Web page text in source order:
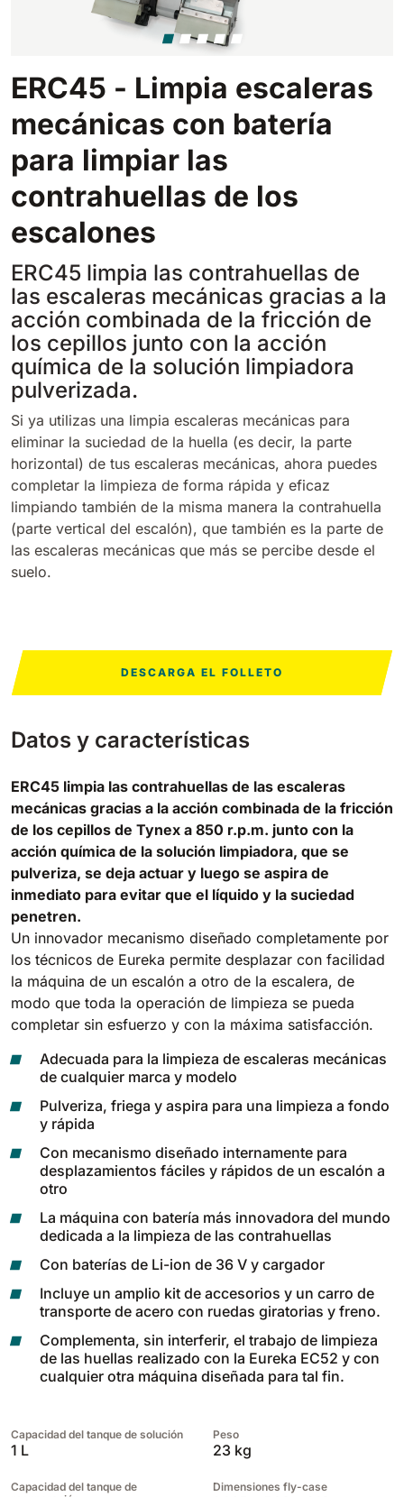
E55
550 mm 2200 m²/h
530 mm 2280 m²/h
E61
E71
710 mm 3195 m²/h
E81
810 mm
Fregadora con operador a bordo
Ver todas
E65
650 mm 3900 m²/h
760 mm 4560 m²/h
830 mm 4980 m²/h
E85
810 mm 6075 m²/h
E100
E110-D
1100 mm 8800 m²/h
E110-R
1100 mm 8800 m²/h
Tigra
1055 mm 5800 m²/h
Rider 1201
1200 mm 10200 m²/h
Rider Lift
1200 mm 7865 m²/h
Xtrema
1400 mm 12600 m²/h
Magnum
1570 mm 18840 m²/h
Bull 200
2100 mm 29400 m²/h
ERC45 - Limpia escaleras
mecánicas con batería
para limpiar las
contrahuellas de los
escalones
ERC45 limpia las contrahuellas de
las escaleras mecánicas gracias a la
acción combinada de la fricción de
los cepillos junto con la acción
química de la solución limpiadora
pulverizada.
Si ya utilizas una limpia escaleras mecánicas para
eliminar la suciedad de la huella (es decir, la parte
horizontal) de tus escaleras mecánicas, ahora puedes
completar la limpieza de forma rápida y eficaz
limpiando también de la misma manera la contrahuella
(parte vertical del escalón), que también es la parte de
las escaleras mecánicas que más se percibe desde el
suelo.
DESCARGA EL FOLLETO
Datos y características
ERC45 limpia las contrahuellas de las escaleras
mecánicas gracias a la acción combinada de la fricción
de los cepillos de Tynex a 850 r.p.m. junto con la
acción química de la solución limpiadora, que se
pulveriza, se deja actuar y luego se aspira de
inmediato para evitar que el líquido y la suciedad
penetren.
Un innovador mecanismo diseñado completamente por
los técnicos de Eureka permite desplazar con facilidad
la máquina de un escalón a otro de la escalera, de
modo que toda la operación de limpieza se pueda
completar sin esfuerzo y con la máxima satisfacción.
Adecuada para la limpieza de escaleras mecánicas
de cualquier marca y modelo
Pulveriza, friega y aspira para una limpieza a fondo
y rápida
Con mecanismo diseñado internamente para
desplazamientos fáciles y rápidos de un escalón a
otro
La máquina con batería más innovadora del mundo
dedicada a la limpieza de las contrahuellas
Con baterías de Li-ion de 36 V y cargador
Incluye un amplio kit de accesorios y un carro de
transporte de acero con ruedas giratorias y freno.
Complementa, sin interferir, el trabajo de limpieza
de las huellas realizado con la Eureka EC52 y con
cualquier otra máquina diseñada para tal fin.
Capacidad del tanque de solución
1 L
Capacidad del tanque de
Peso
23 kg
Dimensiones fly-case